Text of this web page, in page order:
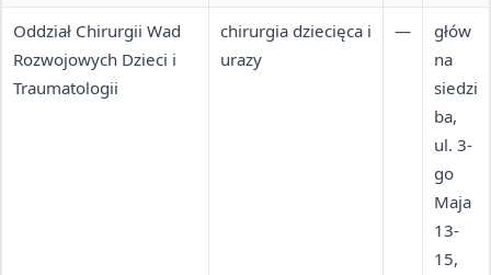
Oddział Chirurgii Wad
Rozwojowych Dzieci i
Traumatologii
chirurgia dziecięca i
urazy
—
głów
na
siedzi
ba,
ul. 3-
go
Maja
13-
15,